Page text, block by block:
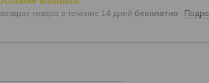
возврат товара в течение 14 дней бесплатно